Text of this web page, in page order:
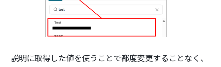
説明に取得した値を使うことで都度変更することなく、